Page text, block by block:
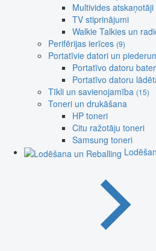
Multivides atskaņotāji
TV stiprinājumi
Walkie Talkies un
Perifērijas ierīces (9)
Portatīvie datori un
Portatīvo datoru
Portatīvo datoru
Tīkli un savienojamība (15)
Toneri un drukāšana
HP toneri
Citu ražotāju toneri
Samsung toneri